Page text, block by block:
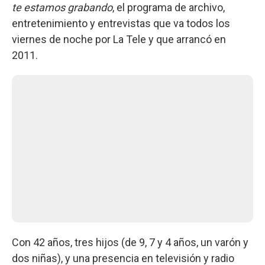
te estamos grabando, el programa de archivo,
entretenimiento y entrevistas que va todos los
viernes de noche por La Tele y que arrancó en
2011.
Con 42 años, tres hijos (de 9, 7 y 4 años, un varón y
dos niñas), y una presencia en televisión y radio